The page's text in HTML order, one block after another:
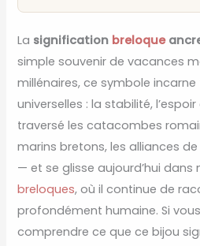
La signification breloque
simple souvenir de vacances
millénaires, ce symbole incarne
universelles : la stabilité,
traversé les catacombes
marins bretons, les alliances
— et se glisse aujourd’hui dans
breloques, où il continue de
profondément humaine. Si
comprendre ce que ce bijou